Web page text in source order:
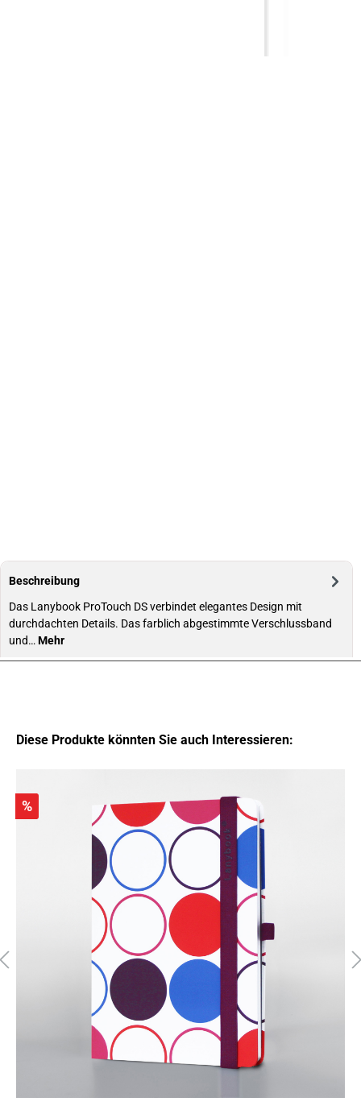
Beschreibung
Das Lanybook ProTouch DS verbindet elegantes Design mit
durchdachten Details. Das farblich abgestimmte Verschlussband
und… Mehr
Diese Produkte könnten Sie auch Interessieren:
%